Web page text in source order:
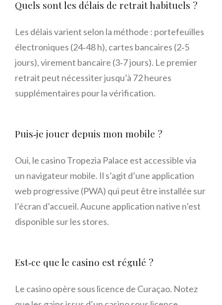
Quels sont les délais de retrait habituels ?
Les délais varient selon la méthode : portefeuilles
électroniques (24‑48 h), cartes bancaires (2‑5
jours), virement bancaire (3‑7 jours). Le premier
retrait peut nécessiter jusqu’à 72 heures
supplémentaires pour la vérification.
Puis‑je jouer depuis mon mobile ?
Oui, le casino Tropezia Palace est accessible via
un navigateur mobile. Il s’agit d’une application
web progressive (PWA) qui peut être installée sur
l’écran d’accueil. Aucune application native n’est
disponible sur les stores.
Est‑ce que le casino est régulé ?
Le casino opère sous licence de Curaçao. Notez